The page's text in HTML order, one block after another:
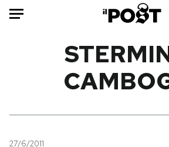
Mondo
Libri
27/6/2011